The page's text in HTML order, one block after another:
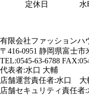
定休日 水曜
有限会社ファッションハ
〒416-0951 静岡県富士
TEL:0545-63-6788
代表者:水口 大輔
店舗運営責任者:水口 大
店舗セキュリティ責任